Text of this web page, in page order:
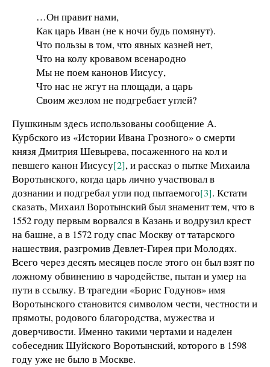
…Он правит нами,
Как царь Иван (не к ночи будь помянут).
Что пользы в том, что явных казней нет,
Что на колу кровавом всенародно
Мы не поем канонов Иисусу,
Что нас не жгут на площади, а царь
Своим жезлом не подгребает углей?
Пушкиным здесь использованы сообщение А.
Курбского из «Истории Ивана Грозного» о смерти
князя Дмитрия Шевырева, посаженного на кол и
певшего канон Иисусу[2], и рассказ о пытке Михаила
Воротынского, когда царь лично участвовал в
дознании и подгребал угли под пытаемого[3]. Кстати
сказать, Михаил Воротынский был знаменит тем, что в
1552 году первым ворвался в Казань и водрузил крест
на башне, а в 1572 году спас Москву от татарского
нашествия, разгромив Девлет-Гирея при Молодях.
Всего через десять месяцев после этого он был взят по
ложному обвинению в чародействе, пытан и умер на
пути в ссылку. В трагедии «Борис Годунов» имя
Воротынского становится символом чести, честности и
прямоты, родового благородства, мужества и
доверчивости. Именно такими чертами и наделен
собеседник Шуйского Воротынский, которого в 1598
году уже не было в Москве.